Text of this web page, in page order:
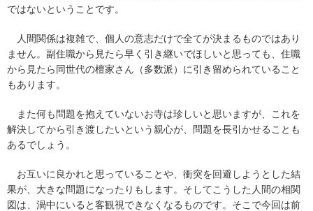
ではないということです。
人間関係は複雑で、個人の意志だけで全てが決まるものではあり
ません。副住職から見たら早く引き継いでほしいと思っても、住職
から見たら同世代の檀家さん（多数派）に引き留められていること
もあります。
また何も問題を抱えていないお寺は珍しいと思いますが、これを
解決してから引き渡したいという親心が、問題を長引かせることも
あるでしょう。
お互いに良かれと思っていることや、衝突を回避しようとした結
果が、大きな問題になったりもします。そしてこうした人間の相関
図は、渦中にいると客観視できなくなるものです。そこで今回は前